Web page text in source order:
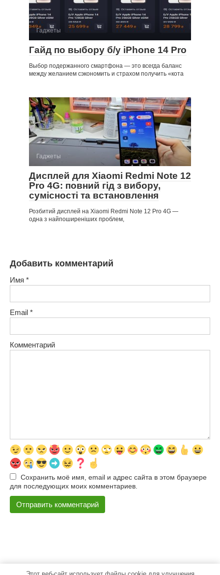
Гаджеты
Гайд по выбору б/у iPhone 14 Pro
Выбор подержанного смартфона — это всегда баланс
между желанием сэкономить и страхом получить «кота
Гаджеты
Дисплей для Xiaomi Redmi Note 12
Pro 4G: повний гід з вибору,
сумісності та встановлення
Розбитий дисплей на Xiaomi Redmi Note 12 Pro 4G —
одна з найпоширеніших проблем,
Добавить комментарий
Имя *
Email *
Комментарий
Сохранить моё имя, email и адрес сайта в этом браузере
для последующих моих комментариев.